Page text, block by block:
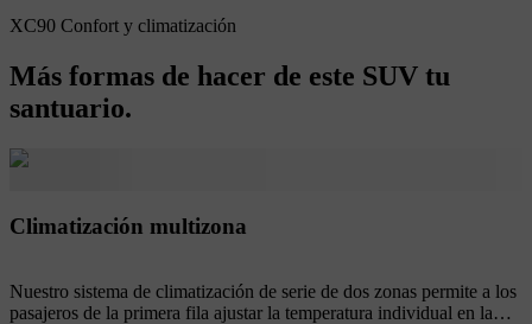
XC90 Confort y climatización
Más formas de hacer de este SUV tu
santuario.
Climatización multizona
Nuestro sistema de climatización de serie de dos zonas permite a los
pasajeros de la primera fila ajustar la temperatura individual en la